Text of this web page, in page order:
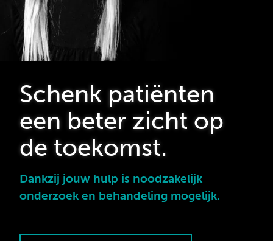
Schenk patiënten
een beter zicht op
de toekomst.
Dankzij jouw hulp is noodzakelijk
onderzoek en behandeling mogelijk.